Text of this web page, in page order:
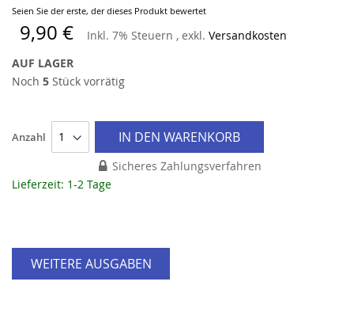
Seien Sie der erste, der dieses Produkt bewertet
9,90 € Inkl. 7% Steuern , exkl. Versandkosten
AUF LAGER
Noch 5 Stück vorrätig
Anzahl IN DEN WARENKORB
Sicheres Zahlungsverfahren
Lieferzeit: 1-2 Tage
WEITERE AUSGABEN
Zum
Anfang
der
Bildergalerie
springen